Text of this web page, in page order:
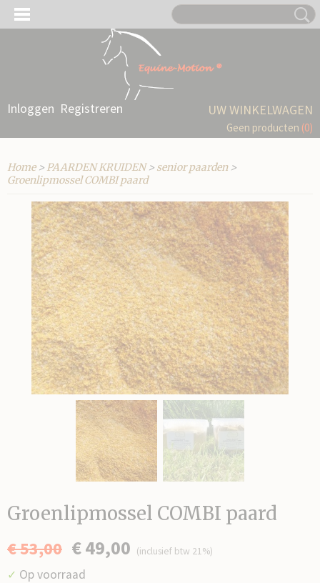
Inloggen Registreren UW WINKELWAGEN
Geen producten (0)
Home> PAARDEN KRUIDEN> senior paarden>
Groenlipmossel COMBI paard
Groenlipmossel COMBI paard
€ 53,00 € 49,00 (inclusief btw 21%)
✓ Op voorraad